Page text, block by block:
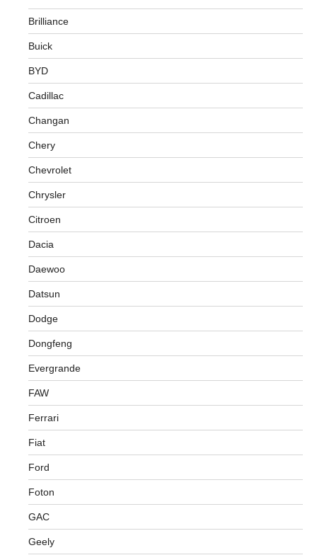
Brilliance
Buick
BYD
Cadillac
Changan
Chery
Chevrolet
Chrysler
Citroen
Dacia
Daewoo
Datsun
Dodge
Dongfeng
Evergrande
FAW
Ferrari
Fiat
Ford
Foton
GAC
Geely